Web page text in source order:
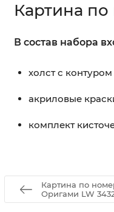
Картина
В состав набора
холст с
акриловые
комплект
Картина по
Оригами LW